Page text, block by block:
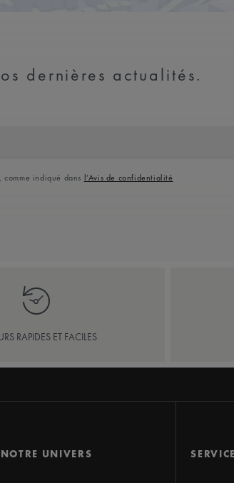
dernières actualités.
indiqué dans l’Avis de confidentialité
RAPIDES ET FACILES
NOTRE UNIVERS